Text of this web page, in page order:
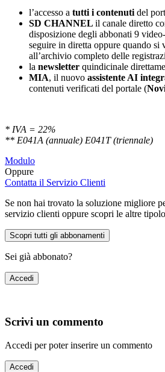
l’accesso a tutti i contenutidel
SD CHANNEL il canale diretto
disposizione degli abbonati 9
seguire in diretta oppure quando si
all’archivio completo delle
la newsletter quindicinale
MIA, il nuovo assistente AI
contenuti verificati del portale (
* IVA = 22%
** E041A (annuale) E041T (triennale)
Modulo
Oppure
Contatta il Servizio Clienti
Se non hai trovato la soluzione migliore
servizio clienti oppure scopri le altre
Scopri tutti gli abbonamenti
Sei già abbonato?
Accedi
Scrivi un commento
Accedi per poter inserire un commento
Accedi